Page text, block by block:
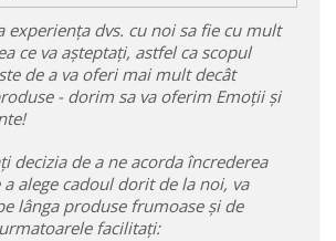
experiența dvs. cu noi sa fie cu mult
ce va așteptați, astfel ca scopul
de a va oferi mai mult decât
- dorim sa va oferim Emoții și
decizia de a ne acorda încrederea
a alege cadoul dorit de la noi, va
lânga produse frumoase și de
facilitați: